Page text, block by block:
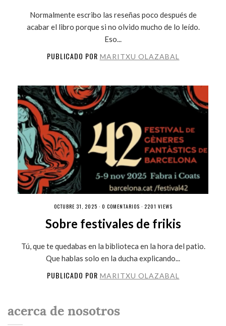
Normalmente escribo las reseñas poco después de
acabar el libro porque si no olvido mucho de lo leído.
Eso...
PUBLICADO POR MARITXU OLAZABAL
OCTUBRE 31, 2025 · 0 COMENTARIOS · 2201 VIEWS
Sobre festivales de frikis
Tú, que te quedabas en la biblioteca en la hora del patio.
Que hablas solo en la ducha explicando...
PUBLICADO POR MARITXU OLAZABAL
acerca de nosotros